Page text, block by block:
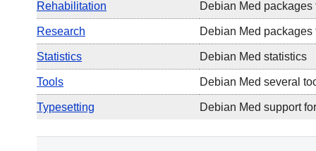
Rehabilitation Debian Med
Research Debian Med
Statistics Debian Med statistics
Tools Debian Med several
Typesetting Debian Med support